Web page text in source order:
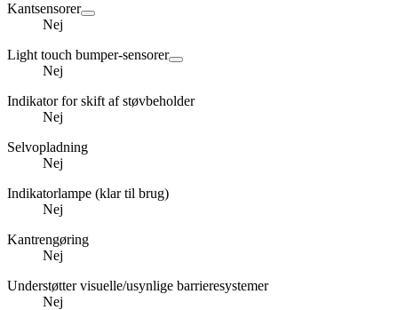
Kantsensorer
Nej
Light touch bumper-sensorer
Nej
Indikator for skift af støvbeholder
Nej
Selvopladning
Nej
Indikatorlampe (klar til brug)
Nej
Kantrengøring
Nej
Understøtter visuelle/usynlige barrieresystemer
Nej